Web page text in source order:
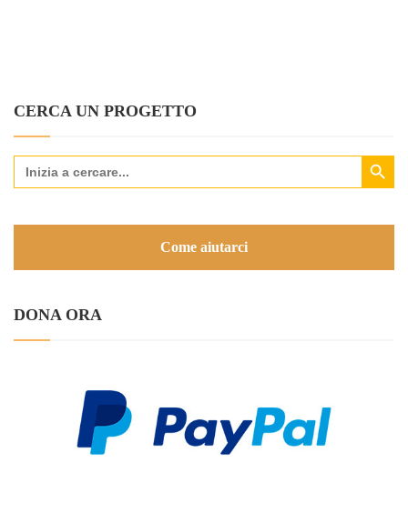
CERCA UN PROGETTO
Search
for:
Search Button
Come aiutarci
DONA ORA